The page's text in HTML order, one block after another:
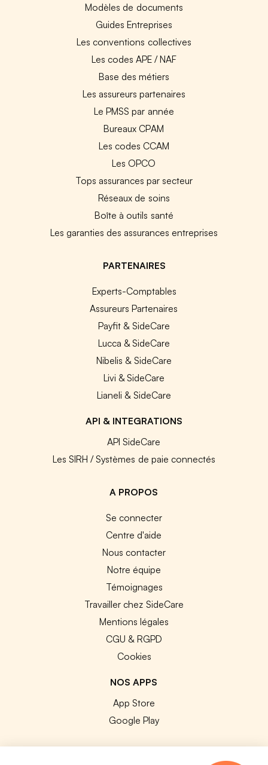
Modèles de documents
Guides Entreprises
Les conventions collectives
Les codes APE / NAF
Base des métiers
Les assureurs partenaires
Le PMSS par année
Bureaux CPAM
Les codes CCAM
Les OPCO
Tops assurances par secteur
Réseaux de soins
Boîte à outils santé
Les garanties des assurances entreprises
PARTENAIRES
Experts-Comptables
Assureurs Partenaires
Payfit & SideCare
Lucca & SideCare
Nibelis & SideCare
Livi & SideCare
Lianeli & SideCare
API & INTEGRATIONS
API SideCare
Les SIRH / Systèmes de paie connectés
A PROPOS
Se connecter
Centre d'aide
Nous contacter
Notre équipe
Témoignages
Travailler chez SideCare
Mentions légales
CGU & RGPD
Cookies
NOS APPS
App Store
Google Play